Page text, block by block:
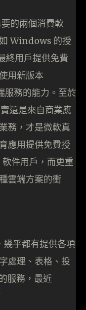
的兩個消費軟
Windows 的授
終用戶提供免費
用新版本
務的能力。至於
還是來自商業應
務，才是微軟真
應用提供免費授
件用戶，而更重
雲端方案的衝
乎都有提供各項
處理、表格、投
服務，最近